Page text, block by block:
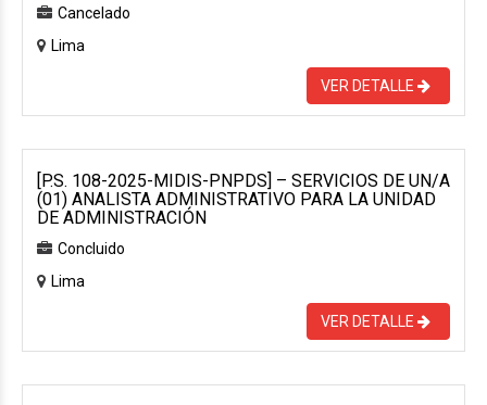
Cancelado
Lima
VER DETALLE
[P.S. 108-2025-MIDIS-PNPDS] – SERVICIOS DE UN/A
(01) ANALISTA ADMINISTRATIVO PARA LA UNIDAD
DE ADMINISTRACIÓN
Concluido
Lima
VER DETALLE